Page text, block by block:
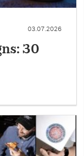
03.07.2026
30